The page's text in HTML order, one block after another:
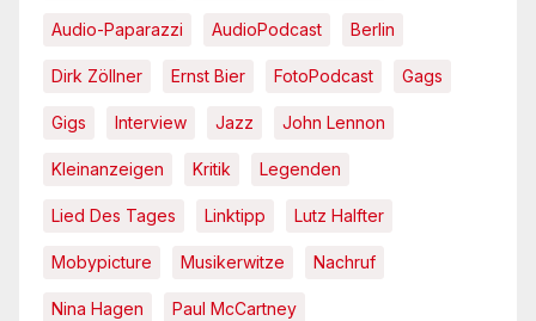
Audio-Paparazzi AudioPodcast Berlin
Dirk Zöllner Ernst Bier FotoPodcast Gags
Gigs Interview Jazz John Lennon
Kleinanzeigen Kritik Legenden
Lied Des Tages Linktipp Lutz Halfter
Mobypicture Musikerwitze Nachruf
Nina Hagen Paul McCartney